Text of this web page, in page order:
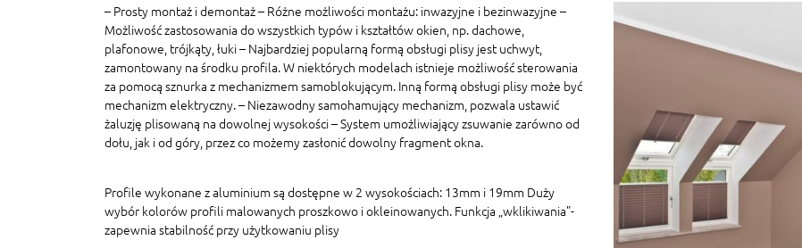
– Prosty montaż i demontaż – Różne możliwości montażu: inwazyjne i bezinwazyjne –
Możliwość zastosowania do wszystkich typów i kształtów okien, np. dachowe,
plafonowe, trójkąty, łuki – Najbardziej popularną formą obsługi plisy jest uchwyt,
zamontowany na środku profila. W niektórych modelach istnieje możliwość sterowania
za pomocą sznurka z mechanizmem samoblokującym. Inną formą obsługi plisy może być
mechanizm elektryczny. – Niezawodny samohamujący mechanizm, pozwala ustawić
żaluzję plisowaną na dowolnej wysokości – System umożliwiający zsuwanie zarówno od
dołu, jak i od góry, przez co możemy zasłonić dowolny fragment okna.
Profile wykonane z aluminium są dostępne w 2 wysokościach: 13mm i 19mm Duży
wybór kolorów profili malowanych proszkowo i okleinowanych. Funkcja „wklikiwania”-
zapewnia stabilność przy użytkowaniu plisy